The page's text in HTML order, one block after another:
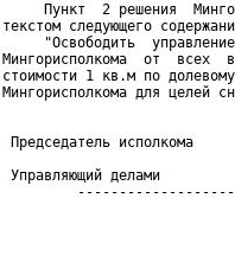
Пункт  2 решения
текстом следующего
"Освободить
Мингорисполкома  от  всех
стоимости 1 кв.м по
Мингорисполкома для целей
Председатель
Управляющий делами